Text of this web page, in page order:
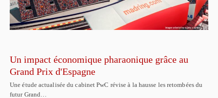
Un impact économique pharaonique grâce au
Grand Prix d'Espagne
Une étude actualisée du cabinet PwC révise à la hausse les retombées du
futur Grand…